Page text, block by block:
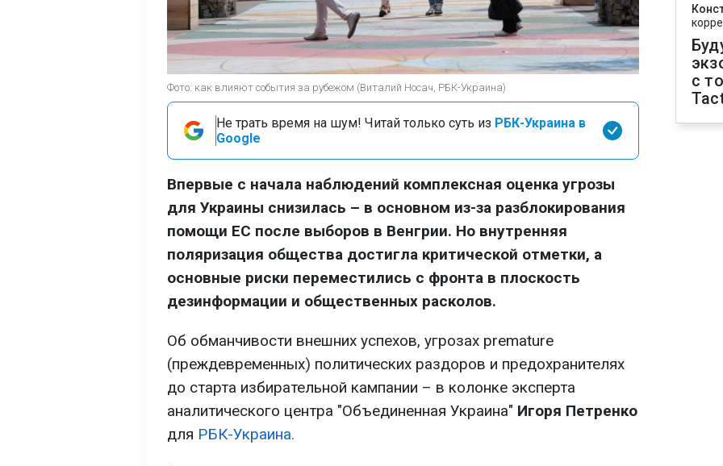
Фото: как влияют события за рубежом (Виталий Носач, РБК-Украина)
Не трать время на шум! Читай только суть из РБК-Украина в
Google
Впервые с начала наблюдений комплексная оценка угрозы
для Украины снизилась – в основном из-за разблокирования
помощи ЕС после выборов в Венгрии. Но внутренняя
поляризация общества достигла критической отметки, а
основные риски переместились с фронта в плоскость
дезинформации и общественных расколов.
Об обманчивости внешних успехов, угрозах premature
(преждевременных) политических раздоров и предохранителях
до старта избирательной кампании – в колонке эксперта
аналитического центра "Объединенная Украина" Игоря Петренко
для РБК-Украина.
с